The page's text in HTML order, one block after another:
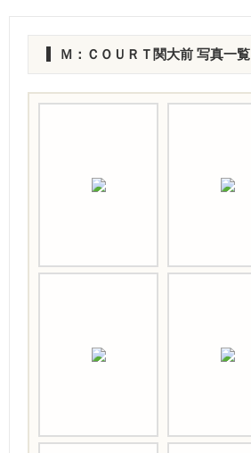
Ｍ：ＣＯＵＲＴ関大前 写真一覧